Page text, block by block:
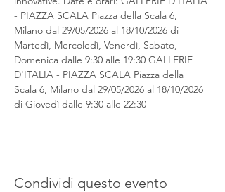
- PIAZZA SCALA Piazza della Scala 6,
Milano dal 29/05/2026 al 18/10/2026 di
Martedì, Mercoledì, Venerdì, Sabato,
Domenica dalle 9:30 alle 19:30 GALLERIE
D'ITALIA - PIAZZA SCALA Piazza della
Scala 6, Milano dal 29/05/2026 al 18/10/2026
di Giovedì dalle 9:30 alle 22:30
Condividi questo evento